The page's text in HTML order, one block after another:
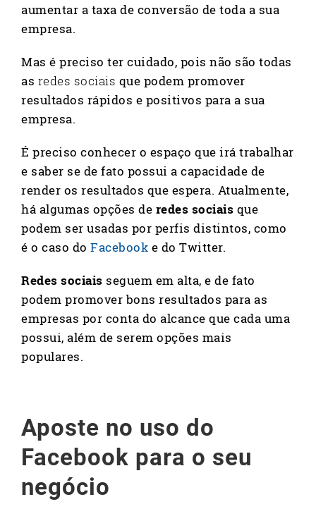
aumentar a taxa de conversão de toda a sua
empresa.
Mas é preciso ter cuidado, pois não são todas
as redes sociais que podem promover
resultados rápidos e positivos para a sua
empresa.
É preciso conhecer o espaço que irá trabalhar
e saber se de fato possui a capacidade de
render os resultados que espera. Atualmente,
há algumas opções de redes sociais que
podem ser usadas por perfis distintos, como
é o caso do Facebook e do Twitter.
Redes sociais seguem em alta, e de fato
podem promover bons resultados para as
empresas por conta do alcance que cada uma
possui, além de serem opções mais
populares.
Aposte no uso do
Facebook para o seu
negócio